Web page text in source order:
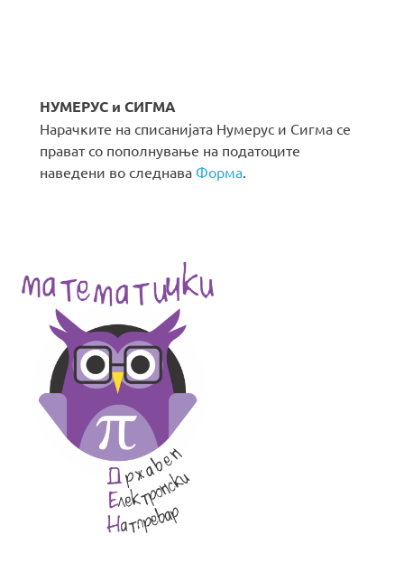
НУМЕРУС и СИГМА
Нарачките на списанијата Нумерус и Сигма се
прават со пополнување на податоците
наведени во следнава Форма